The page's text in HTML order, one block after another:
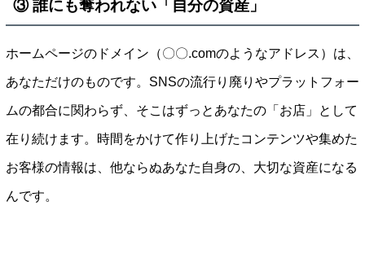
③ 誰にも奪われない「自分の資産」
ホームページのドメイン（〇〇.comのようなアドレス）は、
あなただけのものです。SNSの流行り廃りやプラットフォー
ムの都合に関わらず、そこはずっとあなたの「お店」として
在り続けます。時間をかけて作り上げたコンテンツや集めた
お客様の情報は、他ならぬあなた自身の、大切な資産になる
んです。